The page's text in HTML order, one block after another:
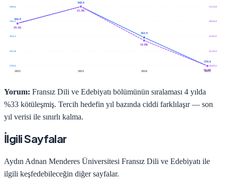
368.6 25.254
366.3 28.654
364.1 32.053
361.8 35.453
359.6
38.852
2022
2023 2024 2025
366.0
368.6
363.9
359.6
29.1K
25.3K
33.0K
38.9K
Yorum: Fransız Dili ve Edebiyatı bölümünün sıralaması 4 yılda
%33 kötüleşmiş. Tercih hedefin yıl bazında ciddi farklılaşır — son
yıl verisi ile sınırlı kalma.
İlgili Sayfalar
Aydın Adnan Menderes Üniversitesi Fransız Dili ve Edebiyatı ile
ilgili keşfedebileceğin diğer sayfalar.